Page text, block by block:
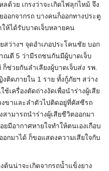
วย เกรงว่าจะเกิดไฟลุกไหม้ จึง
อกจากรถ บางคนก็ออกทางประตู
ห้ได้รับบาดเจ็บหลายคน
ว่างฯ จุดอำเภอประโคนชัย บอก
ณตี 5 ว่ามีรถชนกันมีผู้บาดเจ็บ
ช่วยกันลำเลียงผู้บาดเจ็บส่ง รพ.
ติดภายใน 1 ราย ทั้งกู้ภัยฯ สว่าง
เครื่องตัดถ่างงัดเพื่อนำร่างผู้เสีย
ขาและลำตัวไปติดอยู่ที่คัสซีรถ
ามารถนำร่างผู้เสียชีวิตออกมา
มีอากาศหายใจทำให้ตนเองเกือบ
กมาได้ ก็ขอแสดงความเสียใจกับ
ต้นน่าจะเกิดจากรถน้ำแข็งยาง